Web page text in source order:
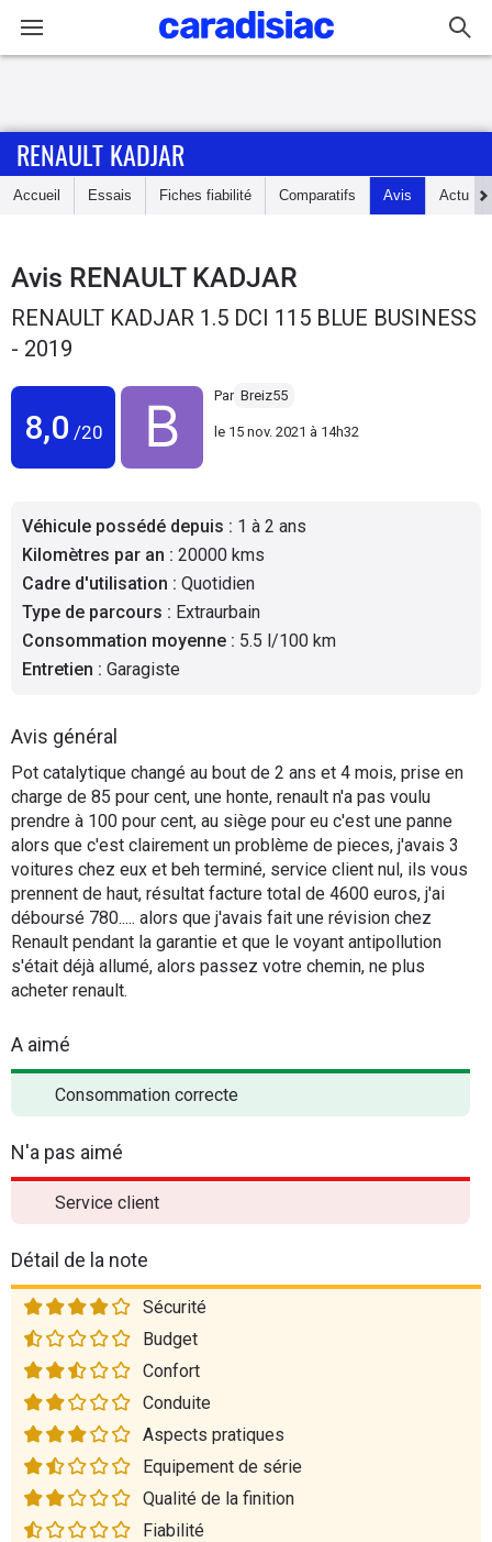
Accueil
Essais
Guide
d'achat
Utilitaires
Flottes
Auto
Services
Forum
Marques
RENAULT KADJAR
Accueil Essais Fiches fiabilité Comparatifs Avis Actu
Avis RENAULT KADJAR
RENAULT KADJAR 1.5 DCI 115 BLUE BUSINESS
- 2019
8,0 /20
Par Breiz55
le 15 nov. 2021 à 14h32
Véhicule possédé depuis : 1 à 2 ans
Kilomètres par an : 20000 kms
Cadre d'utilisation : Quotidien
Type de parcours : Extraurbain
Consommation moyenne : 5.5 l/100 km
Entretien : Garagiste
Avis général
Pot catalytique changé au bout de 2 ans et 4 mois, prise en
charge de 85 pour cent, une honte, renault n'a pas voulu
prendre à 100 pour cent, au siège pour eu c'est une panne
alors que c'est clairement un problème de pieces, j'avais 3
voitures chez eux et beh terminé, service client nul, ils vous
prennent de haut, résultat facture total de 4600 euros, j'ai
déboursé 780..... alors que j'avais fait une révision chez
Renault pendant la garantie et que le voyant antipollution
s'était déjà allumé, alors passez votre chemin, ne plus
acheter renault.
A aimé
Consommation correcte
N'a pas aimé
Service client
Détail de la note
Sécurité
Budget
Confort
Conduite
Aspects pratiques
Equipement de série
Qualité de la finition
Fiabilité